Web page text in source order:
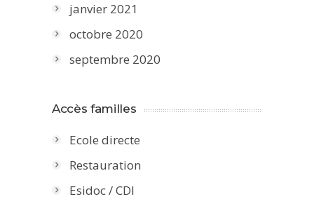
janvier 2021
octobre 2020
septembre 2020
Accès familles
Ecole directe
Restauration
Esidoc / CDI